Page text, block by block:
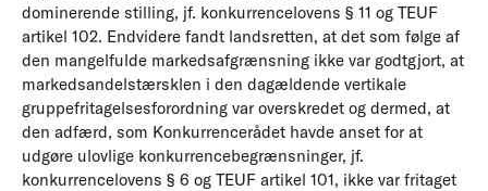
dominerende stilling, jf. konkurrencelovens § 11 og TEUF
artikel 102. Endvidere fandt landsretten, at det som følge af
den mangelfulde markedsafgrænsning ikke var godtgjort, at
markedsandelstærsklen i den dagældende vertikale
gruppefritagelsesforordning var overskredet og dermed, at
den adfærd, som Konkurrencerådet havde anset for at
udgøre ulovlige konkurrencebegrænsninger, jf.
konkurrencelovens § 6 og TEUF artikel 101, ikke var fritaget